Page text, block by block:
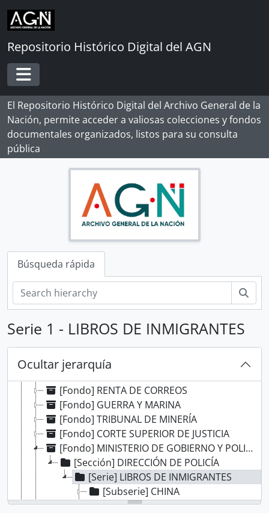
Skip to main content
Repositorio Histórico Digital del AGN
Toggle navigation
El Repositorio Histórico Digital del Archivo General de la
Nación, permite acceder a valiosas colecciones y fondos
documentales organizados, listos para su consulta
pública
Búsqueda rápida
Serie 1 - LIBROS DE INMIGRANTES
Ocultar jerarquía
[Record group] ARCHIVO HISTÓRICO
[Agrupación documental] FONDOS INSTITUCIONALES
[Fondo] CABILDO DE LIMA
[Fondo] REAL AUDIENCIA DE LIMA
[Fondo] RENTA DE CORREOS
[Fondo] GUERRA Y MARINA
[Fondo] TRIBUNAL DE MINERÍA
[Fondo] CORTE SUPERIOR DE JUSTICIA
[Fondo] MINISTERIO DE GOBIERNO Y POLICÍA
[Sección] DIRECCIÓN DE POLICÍA
[Serie] LIBROS DE INMIGRANTES
[Subserie] CHINA
[Subserie] JAPÓN